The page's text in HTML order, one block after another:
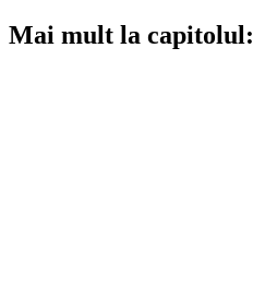
Mai mult la capitolul: